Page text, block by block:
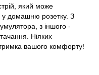
який може
у домашню розетку. З
з іншого -
Ніяких
вашого комфорту!